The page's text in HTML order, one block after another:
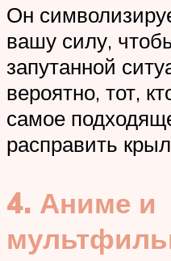
Он
вашу силу,
запутанной
вероятно, тот,
самое
расправить
4. Аниме и